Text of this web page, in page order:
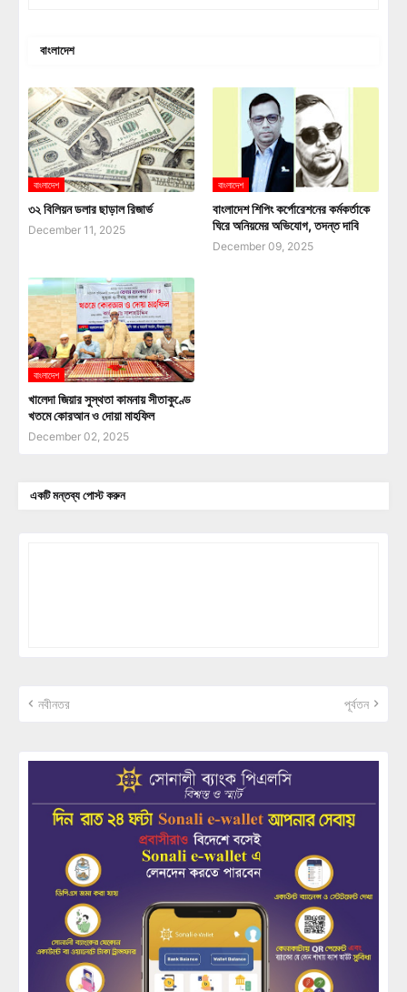
বাংলাদেশ
বাংলাদেশ
৩২ বিলিয়ন ডলার ছাড়াল রিজার্ভ
December 11, 2025
বাংলাদেশ
বাংলাদেশ শিপিং কর্পোরেশনের কর্মকর্তাকে
ঘিরে অনিয়মের অভিযোগ, তদন্ত দাবি
December 09, 2025
বাংলাদেশ
খালেদা জিয়ার সুস্থতা কামনায় সীতাকুণ্ডে
খতমে কোরআন ও দোয়া মাহফিল
December 02, 2025
একটি মন্তব্য পোস্ট করুন
নবীনতর পূর্বতন